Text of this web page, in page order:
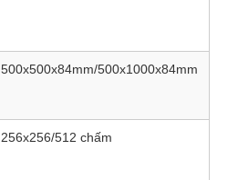
500x500x84mm/500x1000x84mm
256x256/512 chấm